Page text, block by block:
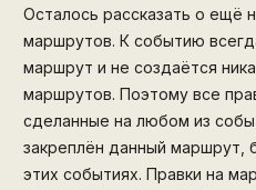
Осталось рассказать о ещё
маршрутов. К событию
маршрут и не создаётся
маршрутов. Поэтому все
сделанные на любом из
закреплён данный маршрут,
этих событиях. Правки на